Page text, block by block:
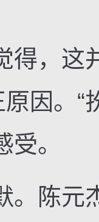
，这
原因。
。
陈元